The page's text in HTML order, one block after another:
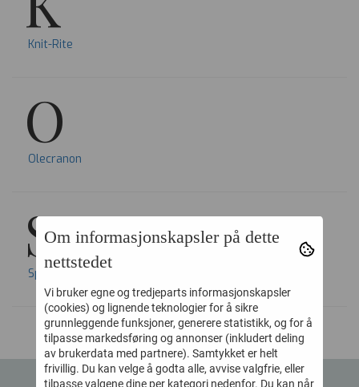
Knit-Rite
O
Olecranon
S
Spraino
Om informasjonskapsler på dette
nettstedet
Vi bruker egne og tredjeparts informasjonskapsler
(cookies) og lignende teknologier for å sikre
grunnleggende funksjoner, generere statistikk, og for å
tilpasse markedsføring og annonser (inkludert deling
av brukerdata med partnere). Samtykket er helt
frivillig. Du kan velge å godta alle, avvise valgfrie, eller
tilpasse valgene dine per kategori nedenfor. Du kan når